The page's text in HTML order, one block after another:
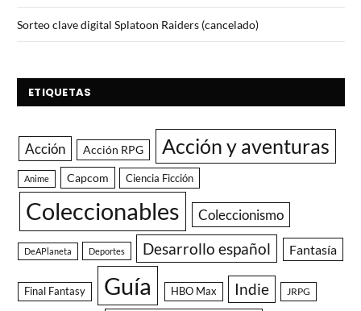
Sorteo clave digital Splatoon Raiders (cancelado)
ETIQUETAS
Acción Acción RPG Acción y aventuras
Anime Capcom Ciencia Ficción
Coleccionables Coleccionismo
DeAPlaneta Deportes Desarrollo español Fantasía
Final Fantasy Guía HBO Max Indie JRPG